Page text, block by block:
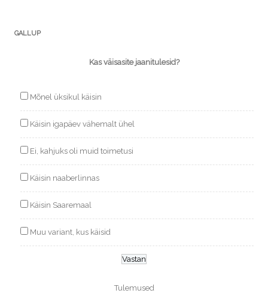
GALLUP
Kas väisasite jaanitulesid?
Mõnel üksikul käisin
Käisin igapäev vähemalt ühel
Ei, kahjuks oli muid toimetusi
Käisin naaberlinnas
Käisin Saaremaal
Muu variant, kus käisid
Tulemused